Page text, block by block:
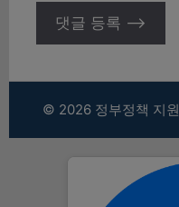
© 2026 정부정책 지